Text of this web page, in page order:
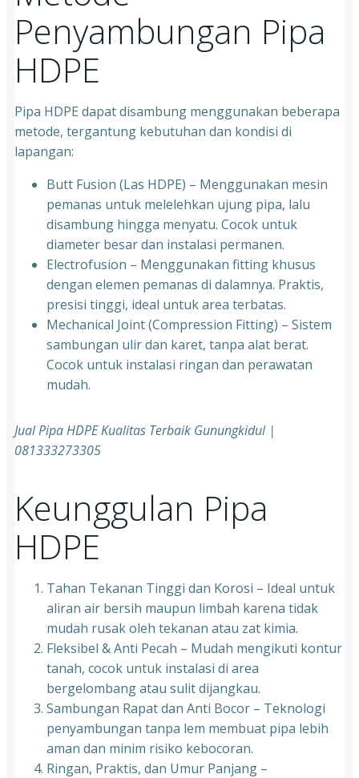
Penyambungan Pipa
HDPE
Pipa HDPE dapat disambung menggunakan beberapa
metode, tergantung kebutuhan dan kondisi di
lapangan:
Butt Fusion (Las HDPE) – Menggunakan mesin
pemanas untuk melelehkan ujung pipa, lalu
disambung hingga menyatu. Cocok untuk
diameter besar dan instalasi permanen.
Electrofusion – Menggunakan fitting khusus
dengan elemen pemanas di dalamnya. Praktis,
presisi tinggi, ideal untuk area terbatas.
Mechanical Joint (Compression Fitting) – Sistem
sambungan ulir dan karet, tanpa alat berat.
Cocok untuk instalasi ringan dan perawatan
mudah.
Jual Pipa HDPE Kualitas Terbaik Gunungkidul |
081333273305
Keunggulan Pipa
HDPE
Tahan Tekanan Tinggi dan Korosi – Ideal untuk
aliran air bersih maupun limbah karena tidak
mudah rusak oleh tekanan atau zat kimia.
Fleksibel & Anti Pecah – Mudah mengikuti kontur
tanah, cocok untuk instalasi di area
bergelombang atau sulit dijangkau.
Sambungan Rapat dan Anti Bocor – Teknologi
penyambungan tanpa lem membuat pipa lebih
aman dan minim risiko kebocoran.
Ringan, Praktis, dan Umur Panjang –